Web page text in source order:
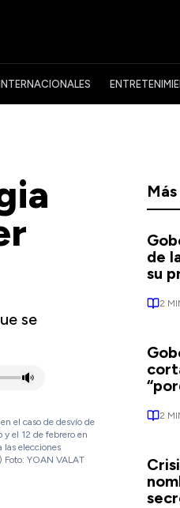
INTERNACIONALES
se
el caso de desvío de
y el 12 de febrero en
las elecciones
YOAN VALAT
de
su
2
2